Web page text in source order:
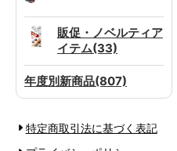
販促・ノベルティア
イテム(33)
年度別新商品(807)
特定商取引法に基づく表記